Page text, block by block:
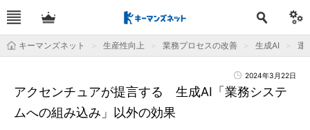
キーマンズネット 生産性向上 業務プロセスの改善 生成AI 運
2024年3月22日
アクセンチュアが提言する 生成AI「業務システ
ムへの組み込み」以外の効果